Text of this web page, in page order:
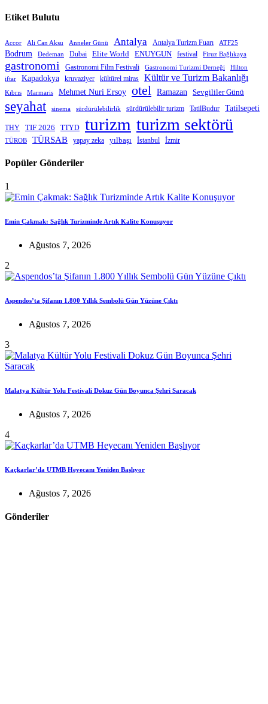
Etiket Bulutu
Accor Ali Can Aksu Anneler Günü Antalya Antalya Turizm Fuarı ATF25
Bodrum Dedeman Dubai Elite World ENUYGUN festival Firuz Bağlıkaya
gastronomi Gastronomi Film Festivali Gastronomi Turizmi Derneği
Hilton
iftar
Kapadokya kruvaziyer kültürel miras Kültür ve Turizm Bakanlığı
Kıbrıs Marmaris Mehmet Nuri Ersoy otel Ramazan Sevgililer Günü
seyahat sinema sürdürülebilirlik sürdürülebilir turizm TatilBudur Tatilsepeti
THY TIF 2026 TTYD turizm turizm sektörü
TÜROB TÜRSAB yapay zeka yılbaşı İstanbul İzmir
Popüler Gönderiler
1
Emin Çakmak: Sağlık Turizminde Artık Kalite Konuşuyor
Ağustos 7, 2026
2
Aspendos’ta Şifanın 1.800 Yıllık Sembolü Gün Yüzüne Çıktı
Ağustos 7, 2026
3
Malatya Kültür Yolu Festivali Dokuz Gün Boyunca Şehri Saracak
Ağustos 7, 2026
4
Kaçkarlar’da UTMB Heyecanı Yeniden Başlıyor
Ağustos 7, 2026
Gönderiler